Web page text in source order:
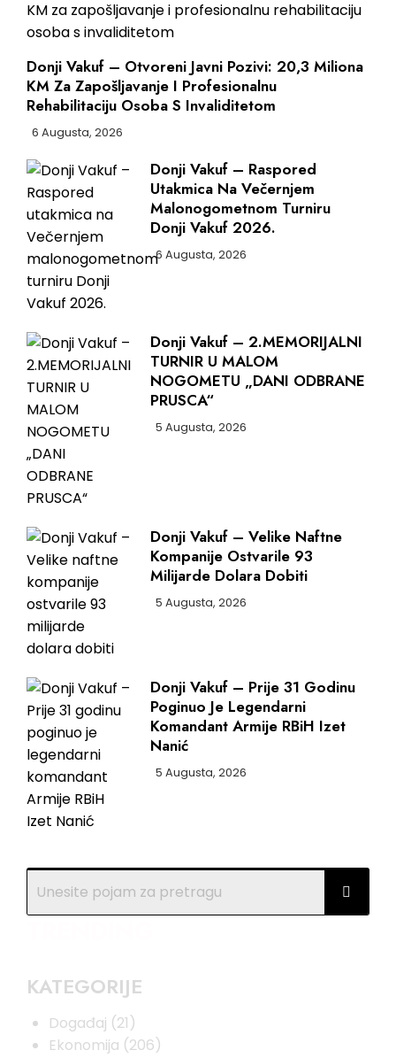
Donji Vakuf – Otvoreni Javni Pozivi: 20,3 Miliona
KM Za Zapošljavanje I Profesionalnu
Rehabilitaciju Osoba S Invaliditetom
6 Augusta, 2026
Donji Vakuf – Raspored
Utakmica Na Večernjem
Malonogometnom Turniru
Donji Vakuf 2026.
6 Augusta, 2026
Donji Vakuf – 2.MEMORIJALNI
TURNIR U MALOM
NOGOMETU „DANI ODBRANE
PRUSCA“
5 Augusta, 2026
Donji Vakuf – Velike Naftne
Kompanije Ostvarile 93
Milijarde Dolara Dobiti
5 Augusta, 2026
Donji Vakuf – Prije 31 Godinu
Poginuo Je Legendarni
Komandant Armije RBiH Izet
Nanić
5 Augusta, 2026
KATEGORIJE
Događaj (21)
Ekonomija (206)